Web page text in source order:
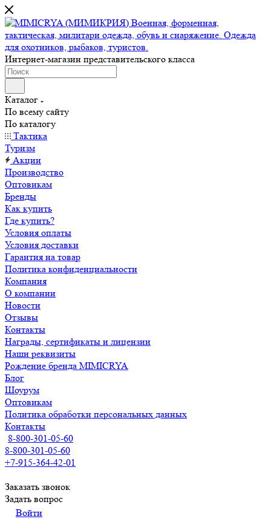
Интернет-магазин представительского класса
Каталог
По всему сайту
По каталогу
Тактика
Туризм
Акции
Производство
Оптовикам
Бренды
Как купить
Где купить?
Условия оплаты
Условия доставки
Гарантия на товар
Политика конфиденциальности
Компания
О компании
Новости
Отзывы
Контакты
Награды, сертификаты и лицензии
Наши реквизиты
Рождение бренда MIMICRYA
Блог
Шоурум
Оптовикам
Политика обработки персональных данных
Контакты
8-800-301-05-60
8-800-301-05-60
+7-915-364-42-01
Заказать звонок
Задать вопрос
Войти